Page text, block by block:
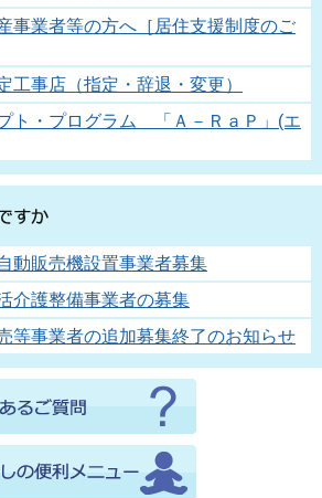
事業者等の方へ［居住支援制度のご
工事店（指定・辞退・変更）
ト・プログラム 「Ａ－ＲａＰ」(エ
動販売機設置事業者募集
介護整備事業者の募集
等事業者の追加募集終了のお知らせ